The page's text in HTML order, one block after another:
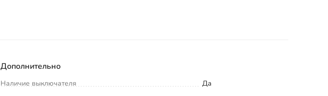
Дополнительно
Наличие выключателя
Да